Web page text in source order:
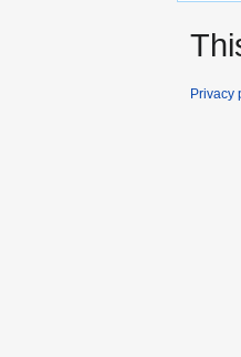
Privacy